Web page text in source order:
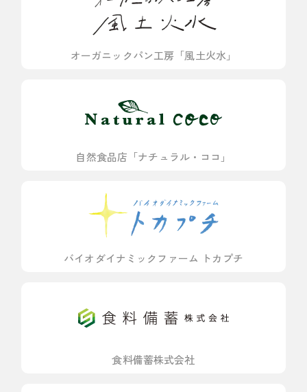
オーガニックパン工房「風土火水」
自然食品店「ナチュラル・ココ」
バイオダイナミックファーム トカプチ
食料備蓄株式会社